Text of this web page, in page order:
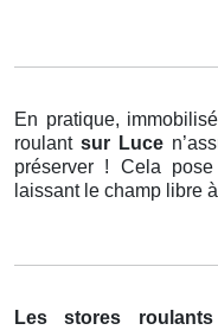
En pratique,
roulantsur Luce
préserver ! Cela
laissant le champ libre
Les stores roulants